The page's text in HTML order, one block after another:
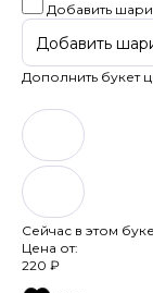
Добавить
Дополнить букет
Сейчас в этом
Цена от:
220 ₽